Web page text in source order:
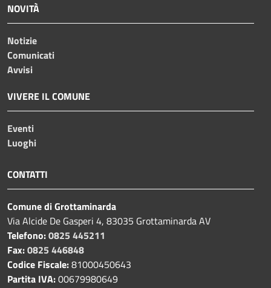
NOVITÀ
Notizie
Comunicati
Avvisi
VIVERE IL COMUNE
Eventi
Luoghi
CONTATTI
Comune di Grottaminarda
Via Alcide De Gasperi 4, 83035 Grottaminarda AV
Telefono:0825 445211
Fax:0825 446848
Codice Fiscale:81000450643
Partita IVA:00679980649